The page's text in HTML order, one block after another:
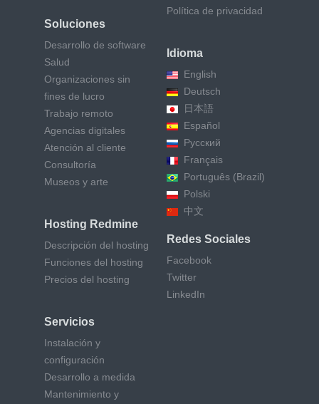
Soluciones
Desarrollo de software
Salud
Organizaciones sin
fines de lucro
Trabajo remoto
Agencias digitales
Atención al cliente
Consultoría
Museos y arte
Hosting Redmine
Descripción del hosting
Funciones del hosting
Precios del hosting
Servicios
Instalación y
configuración
Desarrollo a medida
Mantenimiento y
Política de privacidad
Idioma
English
Deutsch
日本語
Español
Русский
Français
Português (Brazil)
Polski
中文
Redes Sociales
Facebook
Twitter
LinkedIn